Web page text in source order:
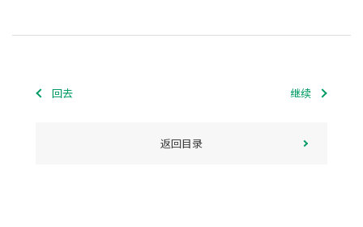
回去 继续
返回目录